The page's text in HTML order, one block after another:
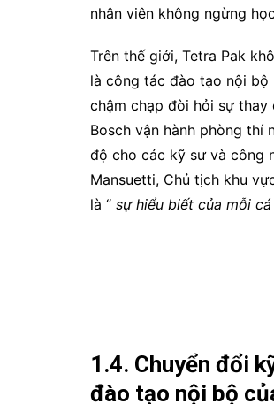
nhân viên không ngừng
Trên thế giới, Tetra Pak
là công tác đào tạo nội bộ
chậm chạp đòi hỏi sự
Bosch vận hành phòng
độ cho các kỹ sư và công
Mansuetti, Chủ tịch khu
là “ sự hiểu biết của mỗi
1.4. Chuyển đổi
đào tạo nội bộ